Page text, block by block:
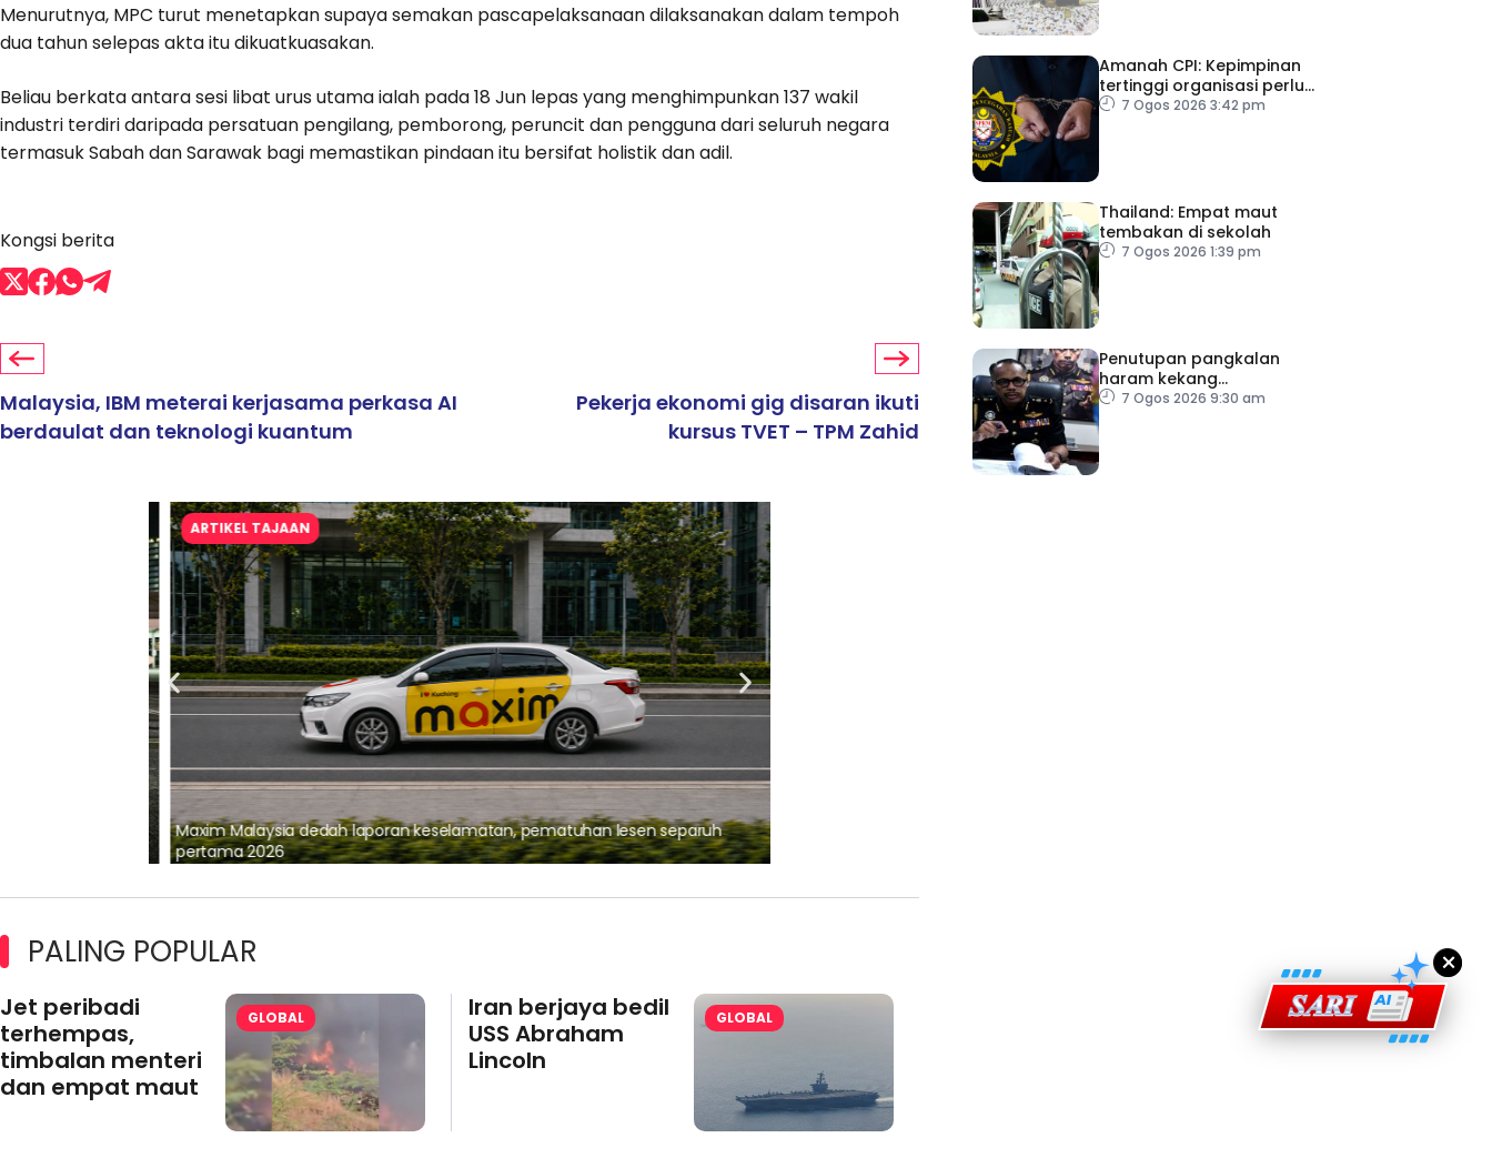
Menurutnya, MPC turut menetapkan supaya semakan pascapelaksanaan dilaksanakan dalam tempoh
dua tahun selepas akta itu dikuatkuasakan.
Beliau berkata antara sesi libat urus utama ialah pada 18 Jun lepas yang menghimpunkan 137 wakil
industri terdiri daripada persatuan pengilang, pemborong, peruncit dan pengguna dari seluruh negara
termasuk Sabah dan Sarawak bagi memastikan pindaan itu bersifat holistik dan adil.
Kongsi berita
Malaysia, IBM meterai kerjasama perkasa AI
berdaulat dan teknologi kuantum
Pekerja ekonomi gig disaran ikuti
kursus TVET – TPM Zahid
ARTIKEL TAJAAN
Maxim Malaysia dedah laporan keselamatan, pematuhan lesen separuh
pertama 2026
PALING POPULAR
Jet peribadi
terhempas,
timbalan menteri
dan empat maut
GLOBAL
Iran berjaya bedil
USS Abraham
Lincoln
GLOBAL
Amanah CPI: Kepimpinan
tertinggi organisasi perlu
pacu reformasi radikal
7 Ogos 2026 3:42 pm
Thailand: Empat maut
tembakan di sekolah
7 Ogos 2026 1:39 pm
Penutupan pangkalan
haram kekang
penyeludupan di Kelantan
7 Ogos 2026 9:30 am
×